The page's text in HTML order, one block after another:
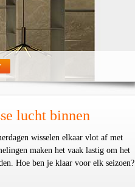
lucht binnen
wisselen elkaar vlot af met
maken het vaak lastig om het
Hoe ben je klaar voor elk seizoen?